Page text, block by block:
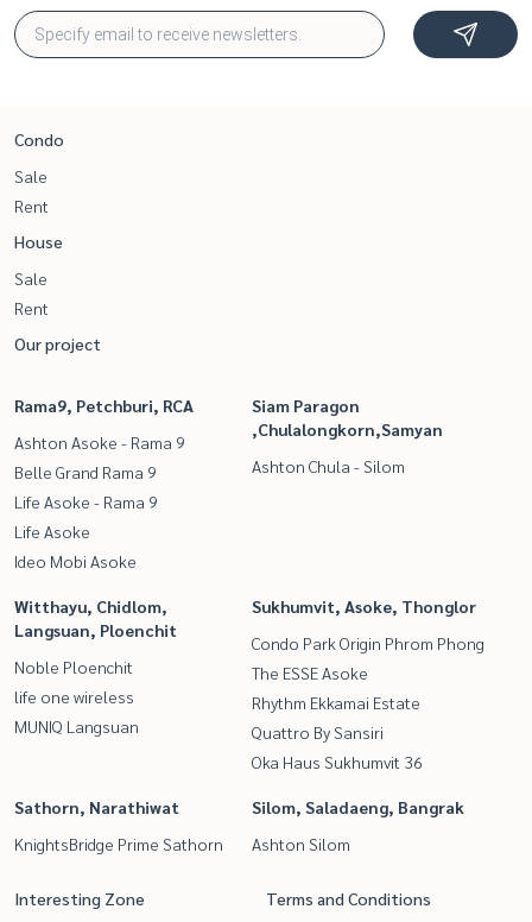
Condo
Sale
Rent
House
Sale
Rent
Our project
Rama9, Petchburi, RCA
Ashton Asoke - Rama 9
Belle Grand Rama 9
Life Asoke - Rama 9
Life Asoke
Ideo Mobi Asoke
Siam Paragon
,Chulalongkorn,Samyan
Ashton Chula - Silom
Witthayu, Chidlom,
Langsuan, Ploenchit
Noble Ploenchit
life one wireless
MUNIQ Langsuan
Sukhumvit, Asoke, Thonglor
Condo Park Origin Phrom Phong
The ESSE Asoke
Rhythm Ekkamai Estate
Quattro By Sansiri
Oka Haus Sukhumvit 36
Sathorn, Narathiwat
KnightsBridge Prime Sathorn
Silom, Saladaeng, Bangrak
Ashton Silom
Interesting Zone Terms and Conditions